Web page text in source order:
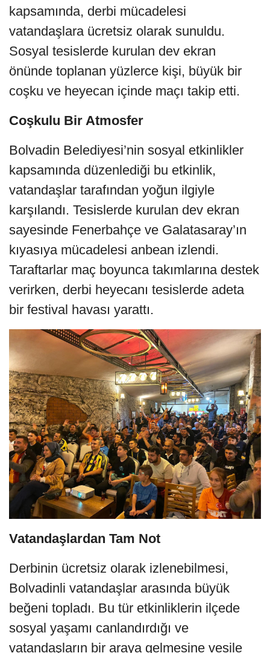
kapsamında, derbi mücadelesi
vatandaşlara ücretsiz olarak sunuldu.
Sosyal tesislerde kurulan dev ekran
önünde toplanan yüzlerce kişi, büyük bir
coşku ve heyecan içinde maçı takip etti.
Coşkulu Bir Atmosfer
Bolvadin Belediyesi’nin sosyal etkinlikler
kapsamında düzenlediği bu etkinlik,
vatandaşlar tarafından yoğun ilgiyle
karşılandı. Tesislerde kurulan dev ekran
sayesinde Fenerbahçe ve Galatasaray’ın
kıyasıya mücadelesi anbean izlendi.
Taraftarlar maç boyunca takımlarına destek
verirken, derbi heyecanı tesislerde adeta
bir festival havası yarattı.
Vatandaşlardan Tam Not
Derbinin ücretsiz olarak izlenebilmesi,
Bolvadinli vatandaşlar arasında büyük
beğeni topladı. Bu tür etkinliklerin ilçede
sosyal yaşamı canlandırdığı ve
vatandaşların bir araya gelmesine vesile